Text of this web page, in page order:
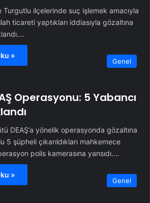
Turgutlu ilçelerinde suç işlemek amacıyla
ticareti yaptıkları iddiasıyla gözaltına
»
Genel
Operasyonu: 5 Yabancı
DEAŞ’a yönelik operasyonda gözaltına
5 şüpheli çıkarıldıkları mahkemece
polis kamerasına yansıdı.…
»
Genel